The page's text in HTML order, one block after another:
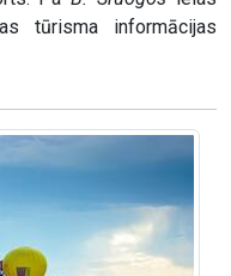
tūrisma informācijas